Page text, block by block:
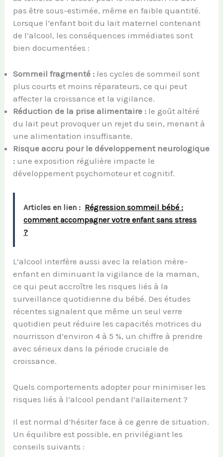
pas être sous-estimée, même en faible quantité.
Lorsque l’enfant boit du lait maternel contenant
de l’alcool, les conséquences immédiates sont
bien documentées :
Sommeil fragmenté : les cycles de sommeil sont
plus courts et moins réparateurs, ce qui peut
affecter la croissance et la vigilance.
Réduction de la prise alimentaire : le goût altéré
du lait peut provoquer un rejet du sein, menant à
une alimentation insuffisante.
Risque accru pour le développement neurologique
: une exposition régulière impacte le
développement psychomoteur et cognitif.
Articles en lien : Régression sommeil bébé :
comment accompagner votre enfant sans stress
?
L’alcool interfère aussi avec la relation mère-
enfant en diminuant la vigilance de la maman,
ce qui peut accroître les risques liés à la
surveillance quotidienne du bébé. Des études
récentes signalent que même un seul verre
quotidien peut réduire les capacités motrices du
nourrisson d’environ 4 à 5 %, un chiffre à prendre
avec sérieux dans la période cruciale de
croissance.
Quels comportements adopter pour minimiser les
risques liés à l’alcool pendant l’allaitement ?
Il est normal d’hésiter face à ce genre de situation.
Un équilibre est possible, en privilégiant les
conseils suivants :